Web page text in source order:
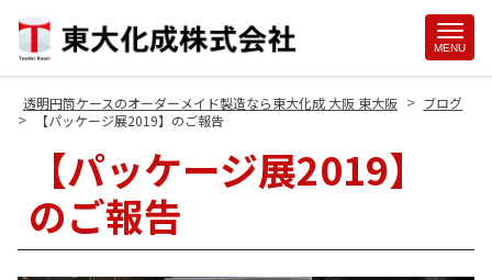
MENU
透明円筒ケースのオーダーメイド製造なら東大化成 大阪 東大阪 > ブログ
> 【パッケージ展2019】のご報告
【パッケージ展2019】
のご報告
Site
Footer